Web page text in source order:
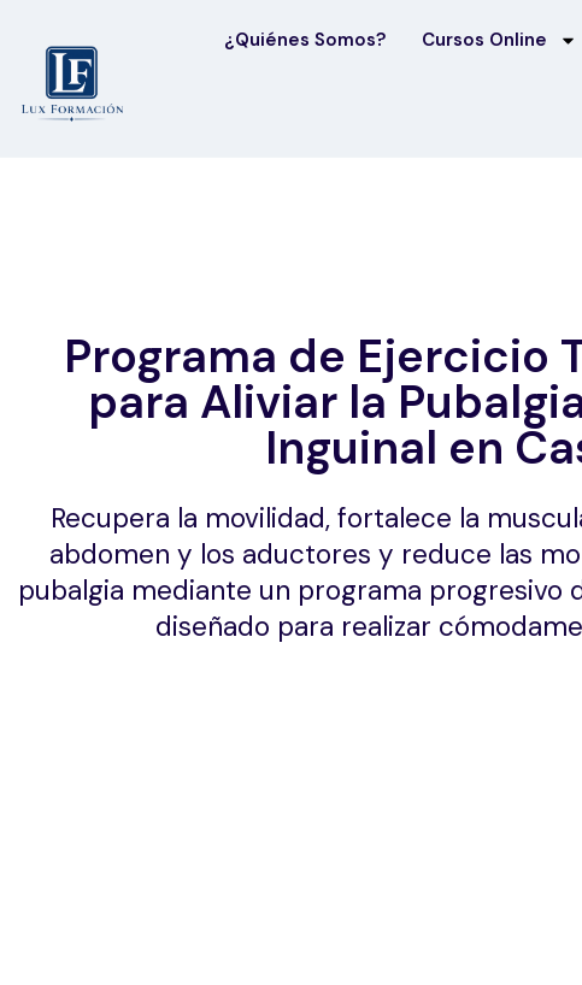
¿Quiénes Somos? Cursos Online
Programa de Ejercicio
para Aliviar la
Inguinal en
Recupera la movilidad, fortalece la
abdomen y los aductores y reduce las
pubalgia mediante un programa
diseñado para realizar